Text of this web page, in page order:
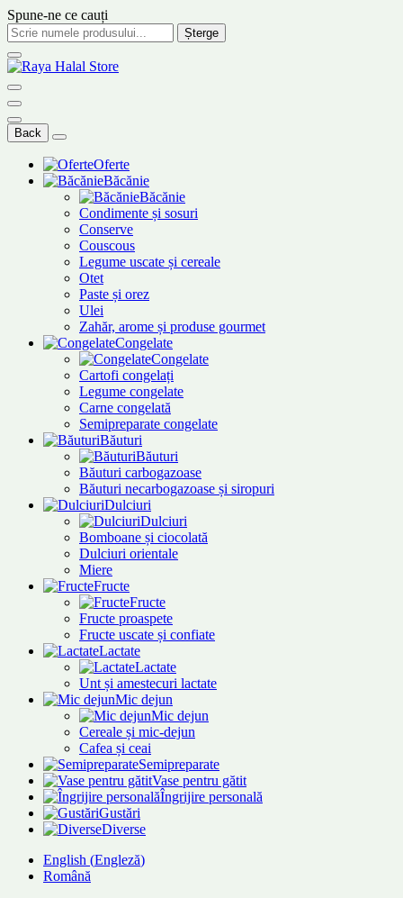
Spune-ne ce cauți
Șterge
Back
Oferte
Băcănie
Băcănie
Condimente și sosuri
Conserve
Couscous
Legume uscate și cereale
Otet
Paste și orez
Ulei
Zahăr, arome și produse gourmet
Congelate
Congelate
Cartofi congelați
Legume congelate
Carne congelată
Semipreparate congelate
Băuturi
Băuturi
Băuturi carbogazoase
Băuturi necarbogazoase și siropuri
Dulciuri
Dulciuri
Bomboane și ciocolată
Dulciuri orientale
Miere
Fructe
Fructe
Fructe proaspete
Fructe uscate și confiate
Lactate
Lactate
Unt și amestecuri lactate
Mic dejun
Mic dejun
Cereale și mic-dejun
Cafea și ceai
Semipreparate
Vase pentru gătit
Îngrijire personală
Gustări
Diverse
English (Engleză)
Română